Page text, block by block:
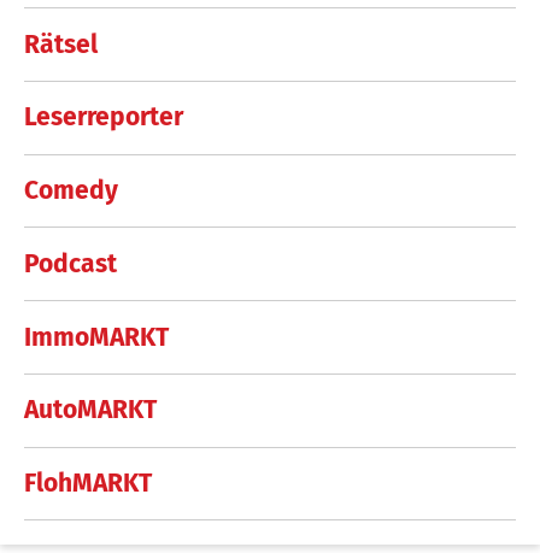
Rätsel
Leserreporter
Comedy
Podcast
ImmoMARKT
AutoMARKT
FlohMARKT